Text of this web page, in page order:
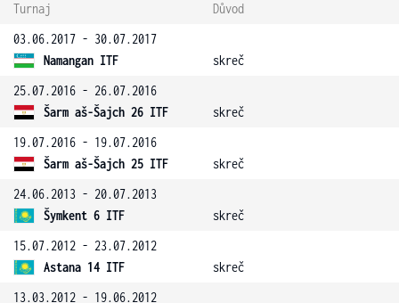
Turnaj
Důvod
03.06.2017 - 30.07.2017
Namangan ITF
skreč
25.07.2016 - 26.07.2016
Šarm aš-Šajch 26 ITF
skreč
19.07.2016 - 19.07.2016
Šarm aš-Šajch 25 ITF
skreč
24.06.2013 - 20.07.2013
Šymkent 6 ITF
skreč
15.07.2012 - 23.07.2012
Astana 14 ITF
skreč
13.03.2012 - 19.06.2012